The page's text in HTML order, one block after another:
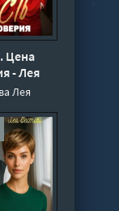
Цена
- Лея
Лея